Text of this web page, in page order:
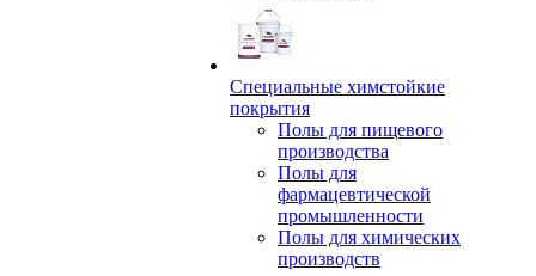
Специальные химстойкие
покрытия
Полы для пищевого
производства
Полы для
фармацевтической
промышленности
Полы для химических
производств